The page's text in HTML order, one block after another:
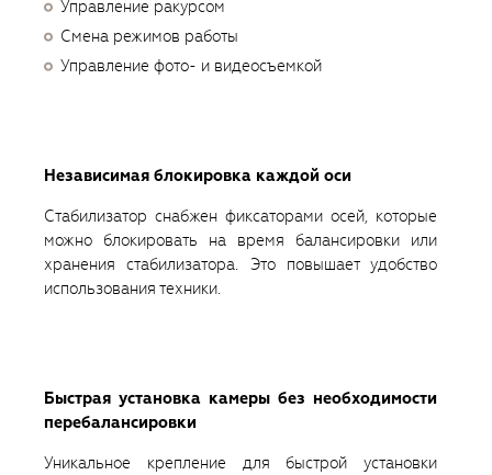
Управление ракурсом
Смена режимов работы
Управление фото- и видеосъемкой
Независимая блокировка каждой оси
Стабилизатор снабжен фиксаторами осей, которые
можно блокировать на время балансировки или
хранения стабилизатора. Это повышает удобство
использования техники.
Быстрая установка камеры без необходимости
перебалансировки
Уникальное крепление для быстрой установки